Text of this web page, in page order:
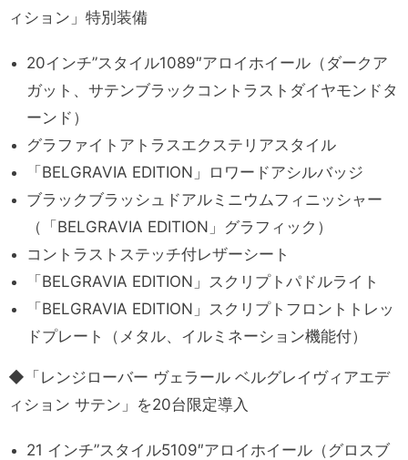
ィション」特別装備
20インチ”スタイル1089″アロイホイール（ダークア
ガット、サテンブラックコントラストダイヤモンドタ
ーンド）
グラファイトアトラスエクステリアスタイル
「BELGRAVIA EDITION」ロワードアシルバッジ
ブラックブラッシュドアルミニウムフィニッシャー
（「BELGRAVIA EDITION」グラフィック）
コントラストステッチ付レザーシート
「BELGRAVIA EDITION」スクリプトパドルライト
「BELGRAVIA EDITION」スクリプトフロントトレッ
ドプレート（メタル、イルミネーション機能付）
◆「レンジローバー ヴェラール ベルグレイヴィアエデ
ィション サテン」を20台限定導入
21 インチ”スタイル5109″アロイホイール（グロスブ